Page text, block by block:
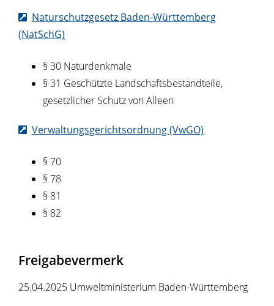
Naturschutzgesetz Baden-Württemberg
(NatSchG)
§ 30 Naturdenkmale
§ 31 Geschützte Landschaftsbestandteile,
gesetzlicher Schutz von Alleen
Verwaltungsgerichtsordnung (VwGO)
§ 70
§ 78
§ 81
§ 82
Freigabevermerk
25.04.2025 Umweltministerium Baden-Württemberg